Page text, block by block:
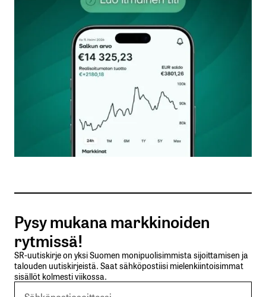
kentät on merkitty*
Kommentti*
Nimesi tai nimimerkkisi
Sähköpostiosoitteesi
Tilaa SalkunRakentajan uutiskirje
Lähetä kommentti
Pysy mukana markkinoiden
rytmissä!
SR-uutiskirje on yksi Suomen monipuolisimmista sijoittamisen ja
talouden uutiskirjeistä. Saat sähköpostiisi mielenkiintoisimmat
sisällöt kolmesti viikossa.